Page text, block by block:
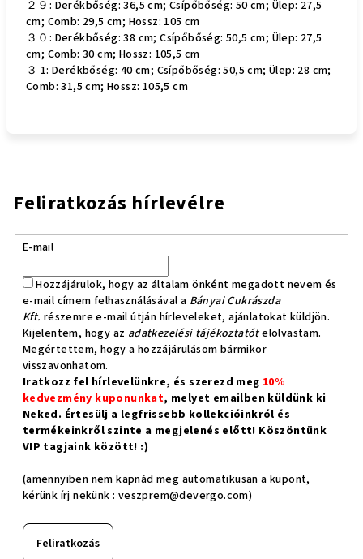
２９: Derékbőség: 36,5 cm; Csípőbőség: 50 cm; Ülep: 27,5
cm; Comb: 29,5 cm; Hossz: 105 cm
３０: Derékbőség: 38 cm; Csípőbőség: 50,5 cm; Ülep: 27,5
cm; Comb: 30 cm; Hossz: 105,5 cm
３ 1: Derékbőség: 40 cm; Csípőbőség: 50,5 cm; Ülep: 28 cm;
Comb: 31,5 cm; Hossz: 105,5 cm
Feliratkozás hírlevélre
E-mail
Hozzájárulok, hogy az általam önként megadott nevem és
e-mail címem felhasználásával a Bányai Cukrászda
Kft. részemre e-mail útján hírleveleket, ajánlatokat küldjön.
Kijelentem, hogy az adatkezelési tájékoztatótelolvastam.
Megértettem, hogy a hozzájárulásom bármikor
visszavonhatom.
Iratkozz fel hírlevelünkre, és szerezd meg 10%
kedvezmény kuponunkat, melyet emailben küldünk ki
Neked. Értesülj a legfrissebb kollekcióinkról és
termékeinkről szinte a megjelenés előtt! Köszöntünk
VIP tagjaink között! :)
(amennyiben nem kapnád meg automatikusan a kupont,
kérünk írj nekünk : veszprem@devergo.com)
Feliratkozás